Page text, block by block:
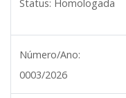
Status: Homologada
Número/Ano:
0003/2026